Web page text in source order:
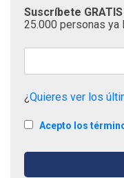
Suscríbete
25.000 personas ya
¿Quieres ver los
Acepto los